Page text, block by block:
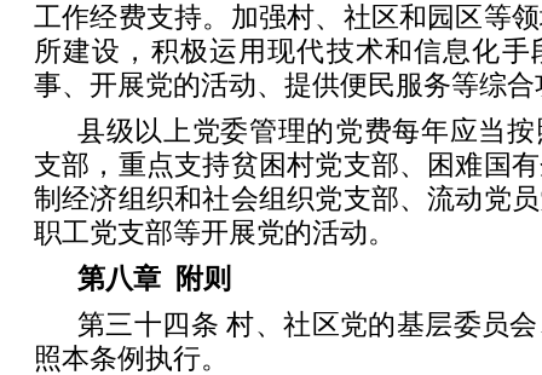
工作经费支持。加强村、社区和园区等
所建设，积极运用现代技术和信息化
事、开展党的活动、提供便民服务等综合
县级以上党委管理的党费每年应当
支部，重点支持贫困村党支部、困难国
制经济组织和社会组织党支部、流动党
职工党支部等开展党的活动。
第八章 附则
第三十四条 村、社区党的基层委员
照本条例执行。